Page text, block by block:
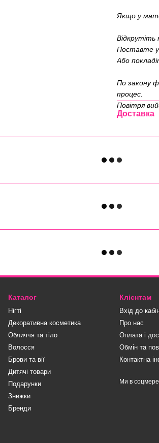
Якщо у
Поставте у
Або
По закону
процес.
Повітря
Доставка
Каталог
Нігті
Декоративна косметика
Обличчя та тіло
Волосся
Брови та вії
Дитячі товари
Подарунки
Знижки
Бренди
Клієнтам
Вхід до
Про нас
Оплата і
Обмін та
Контактна
Ми в